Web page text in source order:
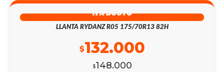
11% DSCTO
LLANTA RYDANZ R05 175/70R13 82H
$148.000
$132.000